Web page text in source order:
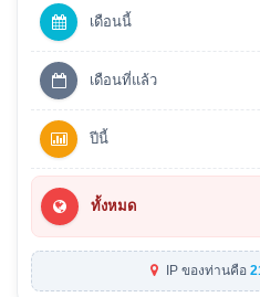
เดือนนี้
เดือนที่แล้ว
ปีนี้
ทั้งหมด
IP ของท่านคือ